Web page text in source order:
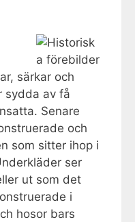
särkar och
sydda av få
Senare
och
som sitter ihop i
ser
ut som det
i
hosor bars